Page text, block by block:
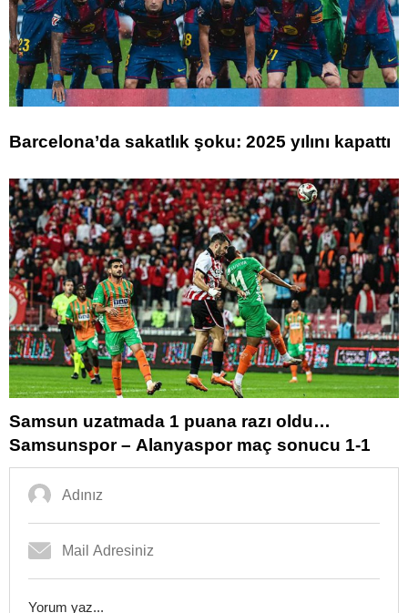
Barcelona’da sakatlık şoku: 2025 yılını kapattı
Samsun uzatmada 1 puana razı oldu…
Samsunspor – Alanyaspor maç sonucu 1-1